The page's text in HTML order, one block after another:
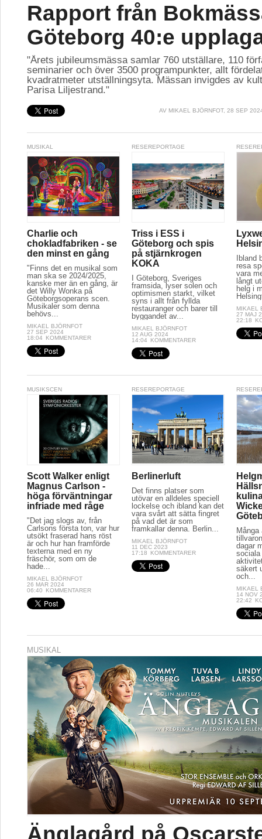
Rapport från
Göteborg 40:e
"Årets jubileumsmässa samlar 760 utställare, 110
seminarier och över 3500 programpunkter, allt
kvadratmeter utställningsyta. Mässan invigdes av
Parisa Liljestrand."
AV MIKAEL BJÖRNFOT, 28 SEP
MUSIKAL
Charlie och
chokladfabriken - se
den minst en gång
"Finns det en musikal som
man ska se 2024/2025,
kanske mer än en gång, är
det Willy Wonka på
Göteborgsoperans scen.
Musikaler som denna
behövs...
MIKAEL BJÖRNFOT
27 SEP 2024
18:04
KOMMENTARER
RESEREPORTAGE
Triss i ESS i
Göteborg och spis
på stjärnkrogen
KOKA
I Göteborg, Sveriges
framsida, lyser solen och
optimismen starkt, vilket
syns i allt från fyllda
restauranger och barer till
byggandet av...
MIKAEL BJÖRNFOT
12 AUG 2024
14:04
KOMMENTARER
Ibland
resa
vara
långt
helg i
MIKAEL
27 MAJ
22:18
MUSIKSCEN
Scott Walker enligt
Magnus Carlson -
höga förväntningar
infriade med råge
"Det jag slogs av, från
Carlsons första ton, var hur
utsökt fraserad hans röst
är och hur han framförde
texterna med en ny
fräschör, som om de
hade...
MIKAEL BJÖRNFOT
26 MAR 2024
06:40
KOMMENTARER
RESEREPORTAGE
Berlinerluft
Det finns platser som
utövar en alldeles speciell
lockelse och ibland kan det
vara svårt att sätta fingret
på vad det är som
framkallar denna. Berlin...
MIKAEL BJÖRNFOT
11 DEC 2023
17:18
KOMMENTARER
dagar
säkert
och...
MIKAEL
14 NOV
22:42
MUSIKAL
Änglagård på